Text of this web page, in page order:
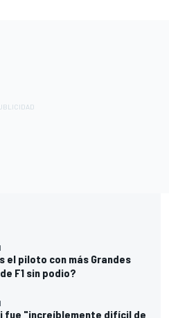
el piloto con más Grandes
F1 sin podio?
fue "increíblemente difícil de